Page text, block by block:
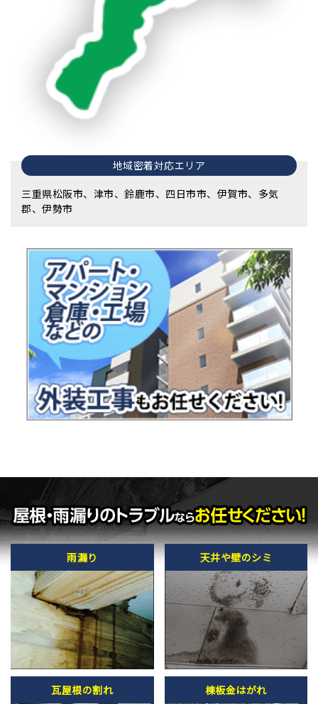
地域密着対応エリア
三重県松阪市、津市、鈴鹿市、四日市市、伊賀市、多気
郡、伊勢市
雨漏り 天井や壁のシミ
瓦屋根の割れ 棟板金はがれ